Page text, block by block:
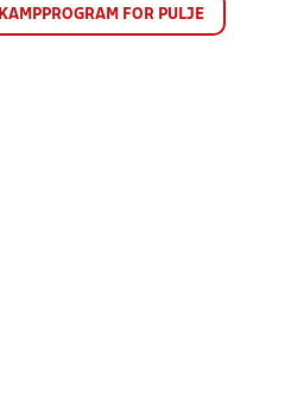
KAMPPROGRAM FOR PULJE